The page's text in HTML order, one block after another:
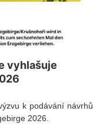
vyhlašuje
k podávání návrhů
2026.